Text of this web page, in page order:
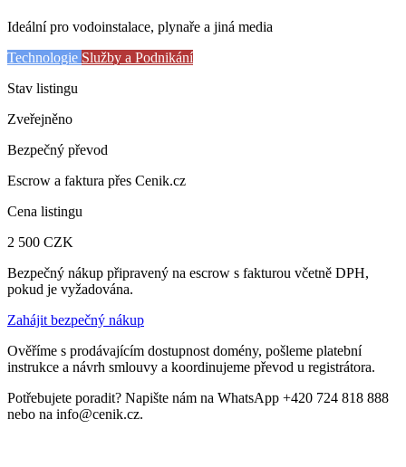
Ideální pro vodoinstalace, plynaře a jiná media
Technologie Služby a Podnikání
Stav listingu
Zveřejněno
Bezpečný převod
Escrow a faktura přes Cenik.cz
Cena listingu
2 500 CZK
Bezpečný nákup připravený na escrow s fakturou včetně DPH,
pokud je vyžadována.
Zahájit bezpečný nákup
Ověříme s prodávajícím dostupnost domény, pošleme platební
instrukce a návrh smlouvy a koordinujeme převod u registrátora.
Potřebujete poradit? Napište nám na WhatsApp +420 724 818 888
nebo na info@cenik.cz.